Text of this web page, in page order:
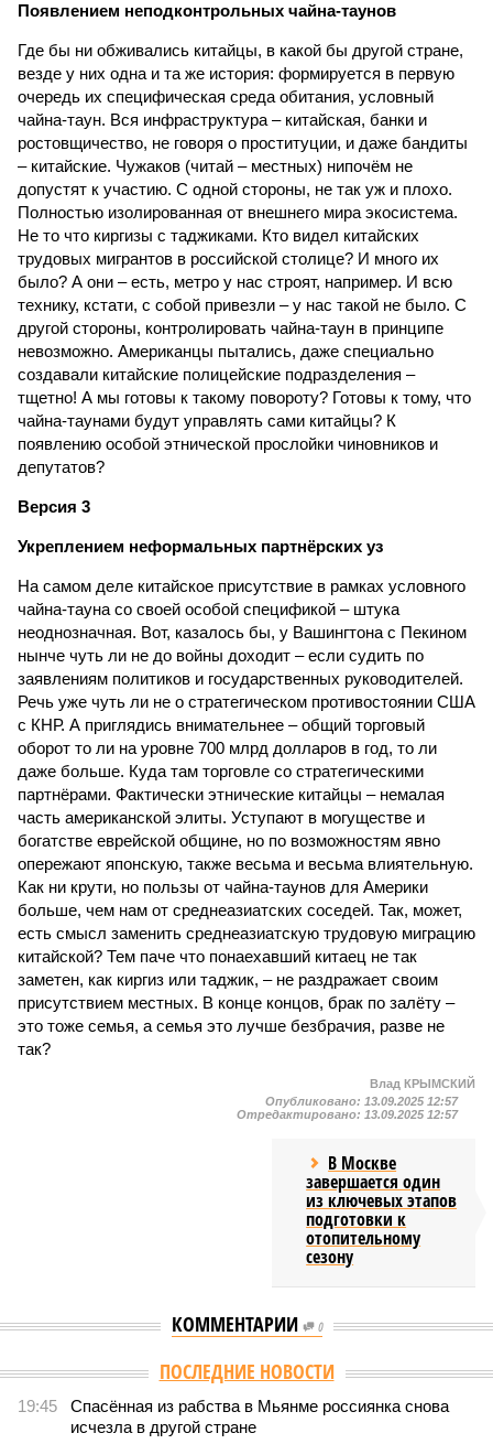
Появлением неподконтрольных чайна-таунов
Где бы ни обживались китайцы, в какой бы другой стране,
везде у них одна и та же история: формируется в первую
очередь их специфическая среда обитания, условный
чайна-таун. Вся инфраструктура – китайская, банки и
ростовщичество, не говоря о проституции, и даже бандиты
– китайские. Чужаков (читай – местных) нипочём не
допустят к участию. С одной стороны, не так уж и плохо.
Полностью изолированная от внешнего мира экосистема.
Не то что киргизы с таджиками. Кто видел китайских
трудовых мигрантов в российской столице? И много их
было? А они – есть, метро у нас строят, например. И всю
технику, кстати, с собой привезли – у нас такой не было. С
другой стороны, контролировать чайна-таун в принципе
невозможно. Американцы пытались, даже специально
создавали китайские полицейские подразделения –
тщетно! А мы готовы к такому повороту? Готовы к тому, что
чайна-таунами будут управлять сами китайцы? К
появлению особой этнической прослойки чиновников и
депутатов?
Версия 3
Укреплением неформальных партнёрских уз
На самом деле китайское присутствие в рамках условного
чайна-тауна со своей особой спецификой – штука
неоднозначная. Вот, казалось бы, у Вашингтона с Пекином
нынче чуть ли не до войны доходит – если судить по
заявлениям политиков и государственных руководителей.
Речь уже чуть ли не о стратегическом противостоянии США
с КНР. А приглядись внимательнее – общий торговый
оборот то ли на уровне 700 млрд долларов в год, то ли
даже больше. Куда там торговле со стратегическими
партнёрами. Фактически этнические китайцы – немалая
часть американской элиты. Уступают в могуществе и
богатстве еврейской общине, но по возможностям явно
опережают японскую, также весьма и весьма влиятельную.
Как ни крути, но пользы от чайна-таунов для Америки
больше, чем нам от среднеазиатских соседей. Так, может,
есть смысл заменить среднеазиатскую трудовую миграцию
китайской? Тем паче что понаехавший китаец не так
заметен, как киргиз или таджик, – не раздражает своим
присутствием местных. В конце концов, брак по залёту –
это тоже семья, а семья это лучше безбрачия, разве не
так?
Влад КРЫМСКИЙ
Опубликовано: 13.09.2025 12:57
Отредактировано: 13.09.2025 12:57
В Москве
завершается один
из ключевых этапов
подготовки к
отопительному
сезону
КОММЕНТАРИИ 0
ПОСЛЕДНИЕ НОВОСТИ
19:45
Спасённая из рабства в Мьянме россиянка снова
исчезла в другой стране